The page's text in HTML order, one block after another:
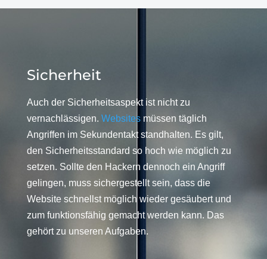
Sicherheit
Auch der Sicherheitsaspekt ist nicht zu
vernachlässigen. Websitesmüssen täglich
Angriffen im Sekundentakt standhalten. Es gilt,
den Sicherheitsstandard so hoch wie möglich zu
setzen. Sollte den Hackern dennoch ein Angriff
gelingen, muss sichergestellt sein, dass die
Website schnellst möglich wieder gesäubert und
zum funktionsfähig gemacht werden kann. Das
gehört zu unseren Aufgaben.